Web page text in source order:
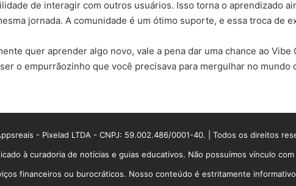
de interagir com outros usuários. Isso torna o aprendizado
jornada. A comunidade é um ótimo suporte, e essa troca de
quer aprender algo novo, vale a pena dar uma chance ao
o empurrãozinho que você precisava para mergulhar no mundo
- Pixelad LTDA - CNPJ: 59.002.486/0001-40. | Todos os direitos
à curadoria de notícias e guias educativos. Não possuímos vínculo
financeiros ou burocráticos. Nosso conteúdo é estritamente